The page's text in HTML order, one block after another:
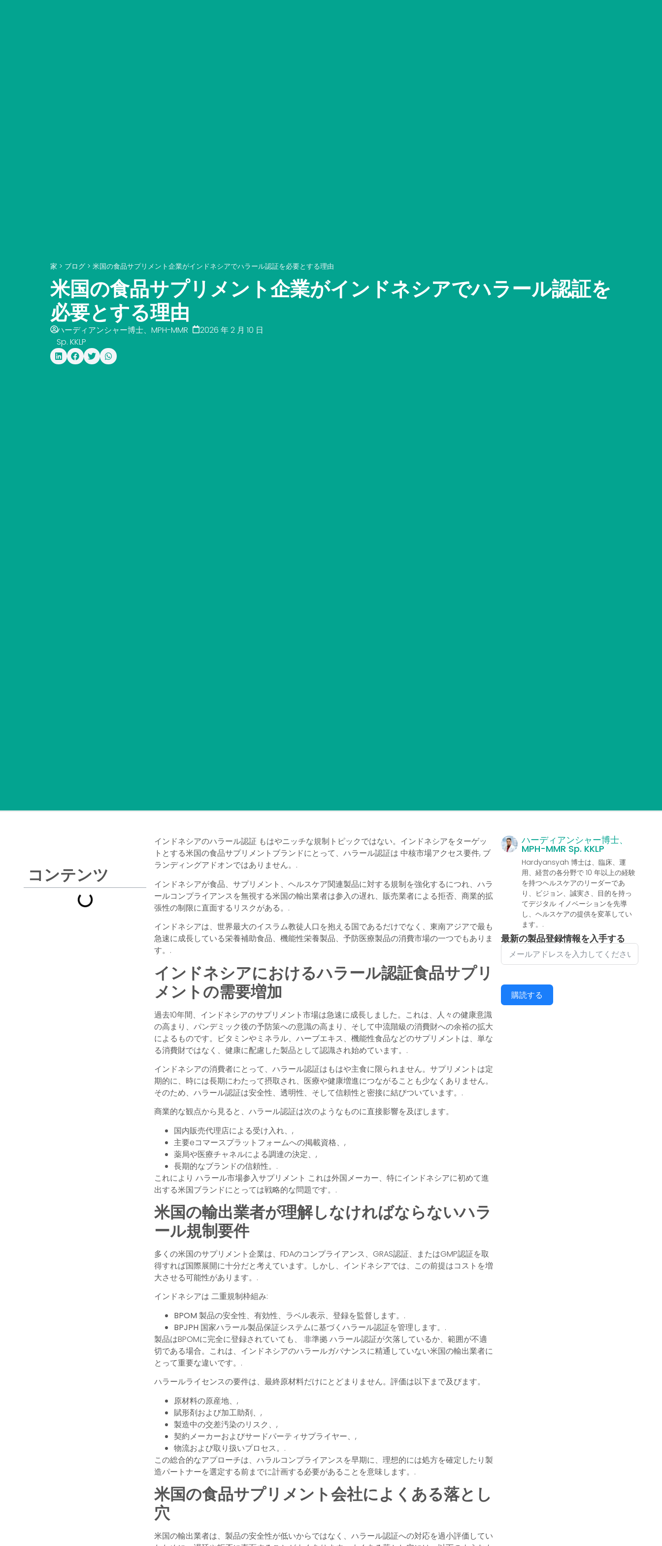
家 > ブログ > 米国の食品サプリメント企業がインドネシアでハラール認証を必要とする理由
米国の食品サプリメント企業がインドネシアでハラール認証を
必要とする理由
ハーディアンシャー博士、MPH-MMR
Sp. KKLP
2026 年 2 月 10 日
コンテンツ
インドネシアのハラール認証 もはやニッチな規制トピックではない。インドネシアをターゲッ
トとする米国の食品サプリメントブランドにとって、ハラール認証は 中核市場アクセス要件, ブ
ランディングアドオンではありません。.
インドネシアが食品、サプリメント、ヘルスケア関連製品に対する規制を強化するにつれ、ハラ
ールコンプライアンスを無視する米国の輸出業者は参入の遅れ、販売業者による拒否、商業的拡
張性の制限に直面するリスクがある。.
インドネシアは、世界最大のイスラム教徒人口を抱える国であるだけでなく、東南アジアで最も
急速に成長している栄養補助食品、機能性栄養製品、予防医療製品の消費市場の一つでもありま
す。.
インドネシアにおけるハラール認証食品サプリ
メントの需要増加
過去10年間、インドネシアのサプリメント市場は急速に成長しました。これは、人々の健康意識
の高まり、パンデミック後の予防策への意識の高まり、そして中流階級の消費財への余裕の拡大
によるものです。ビタミンやミネラル、ハーブエキス、機能性食品などのサプリメントは、単な
る消費財ではなく、健康に配慮した製品として認識され始めています。.
インドネシアの消費者にとって、ハラール認証はもはや主食に限られません。サプリメントは定
期的に、時には長期にわたって摂取され、医療や健康増進につながることも少なくありません。
そのため、ハラール認証は安全性、透明性、そして信頼性と密接に結びついています。.
商業的な観点から見ると、ハラール認証は次のようなものに直接影響を及ぼします。
国内販売代理店による受け入れ、,
主要eコマースプラットフォームへの掲載資格、,
薬局や医療チャネルによる調達の決定、,
長期的なブランドの信頼性。.
これによりハラール市場参入サプリメント これは外国メーカー、特にインドネシアに初めて進
出する米国ブランドにとっては戦略的な問題です。.
米国の輸出業者が理解しなければならないハラ
ール規制要件
多くの米国のサプリメント企業は、FDAのコンプライアンス、GRAS認証、またはGMP認証を取
得すれば国際展開に十分だと考えています。しかし、インドネシアでは、この前提はコストを増
大させる可能性があります。.
インドネシアは二重規制枠組み:
BPOM製品の安全性、有効性、ラベル表示、登録を監督します。.
BPJPH 国家ハラール製品保証システムに基づくハラール認証を管理します。.
製品はBPOMに完全に登録されていても、非準拠ハラール認証が欠落しているか、範囲が不適
切である場合。これは、インドネシアのハラールガバナンスに精通していない米国の輸出業者に
とって重要な違いです。.
ハラールライセンスの要件は、最終原材料だけにとどまりません。評価は以下まで及びます。
原材料の原産地、,
賦形剤および加工助剤、,
製造中の交差汚染のリスク、,
契約メーカーおよびサードパーティサプライヤー、,
物流および取り扱いプロセス。.
この総合的なアプローチは、ハラルコンプライアンスを早期に、理想的には処方を確定したり製
造パートナーを選定する前までに計画する必要があることを意味します。.
米国の食品サプリメント会社によくある落とし
穴
米国の輸出業者は、製品の安全性が低いからではなく、ハラール認証への対応を過小評価してい
ハーディアンシャー博士、
MPH-MMR Sp. KKLP
Hardyansyah 博士は、臨床、運
用、経営の各分野で 10 年以上の経験
を持つヘルスケアのリーダーであ
り、ビジョン、誠実さ、目的を持っ
てデジタル イノベーションを先導
し、ヘルスケアの提供を変革してい
ます。.
最新の製品登録情報を入手する
購読する